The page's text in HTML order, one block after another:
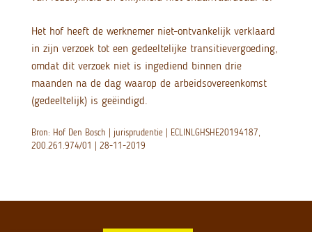
Het hof heeft de werknemer niet-ontvankelijk verklaard
in zijn verzoek tot een gedeeltelijke transitievergoeding,
omdat dit verzoek niet is ingediend binnen drie
maanden na de dag waarop de arbeidsovereenkomst
(gedeeltelijk) is geëindigd.
Bron: Hof Den Bosch | jurisprudentie | ECLINLGHSHE20194187,
200.261.974/01 | 28-11-2019